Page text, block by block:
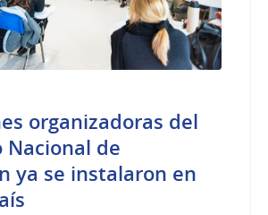
organizadoras del
Nacional de
ya se instalaron en